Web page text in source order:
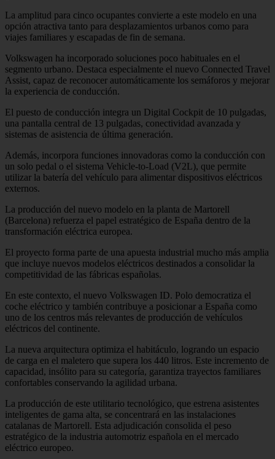
La amplitud para cinco ocupantes convierte a este modelo en una
opción atractiva tanto para desplazamientos urbanos como para
viajes familiares y escapadas de fin de semana.
Volkswagen ha incorporado soluciones poco habituales en el
segmento urbano. Destaca especialmente el nuevo Connected Travel
Assist, capaz de reconocer automáticamente los semáforos y mejorar
la experiencia de conducción.
El puesto de conducción integra un Digital Cockpit de 10 pulgadas,
una pantalla central de 13 pulgadas, conectividad avanzada y
sistemas de asistencia de última generación.
Además, incorpora funciones innovadoras como la conducción con
un solo pedal o el sistema Vehicle-to-Load (V2L), que permite
utilizar la batería del vehículo para alimentar dispositivos eléctricos
externos.
La producción del nuevo modelo en la planta de Martorell
(Barcelona) refuerza el papel estratégico de España dentro de la
transformación eléctrica europea.
El proyecto forma parte de una apuesta industrial mucho más amplia
que incluye nuevos modelos eléctricos destinados a consolidar la
competitividad de las fábricas españolas.
En este contexto, el nuevo Volkswagen ID. Polo democratiza el
coche eléctrico y también contribuye a posicionar a España como
uno de los centros más relevantes de producción de vehículos
eléctricos del continente.
La nueva arquitectura optimiza el habitáculo, logrando un espacio
de carga en el maletero que supera los 440 litros. Este incremento de
capacidad, insólito para su categoría, garantiza trayectos familiares
confortables conservando la agilidad urbana.
La producción de este utilitario tecnológico, que estrena asistentes
inteligentes de gama alta, se concentrará en las instalaciones
catalanas de Martorell. Esta adjudicación consolida el peso
estratégico de la industria automotriz española en el mercado
eléctrico europeo.